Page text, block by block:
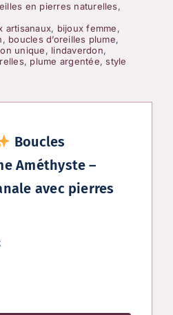
en pierres naturelles,
artisanaux, bijoux femme,
, boucles d’oreilles plume,
unique, lindaverdon,
, plume argentée, style
Boucles
Améthyste –
avec pierres